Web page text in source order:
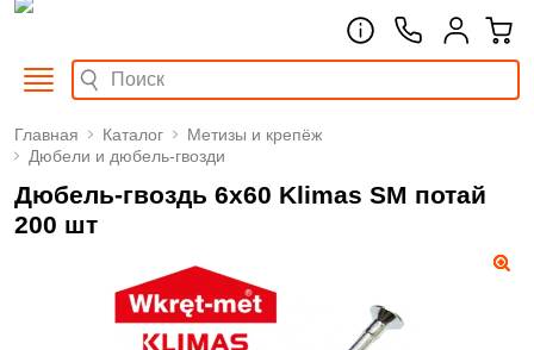
Главная Каталог
Метизы и крепёж
Дюбели и дюбель-гвозди
Дюбель-гвоздь 6х60 Klimas SM потай
200 шт